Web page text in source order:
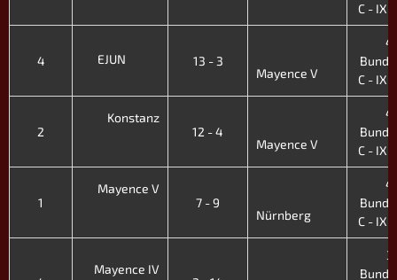
C - IX.
4 EJUN 13 - 3
Mayence V
4.
C - IX.
2
Konstanz
12 - 4
Mayence V
4.
C - IX.
1
Mayence V
7 - 9
Nürnberg
4.
C - IX.
Mayence IV
3.